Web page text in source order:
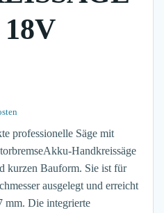
professionelle Säge mit
Handkreissäge
kurzen Bauform. Sie ist für
ausgelegt und erreicht
mm. Die integrierte